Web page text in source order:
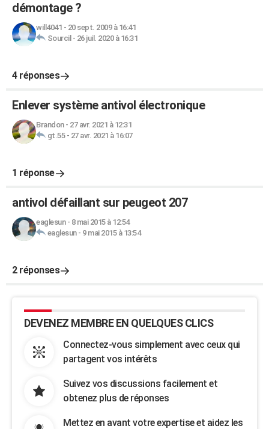
démontage ?
will4041 - 20 sept. 2009 à 16:41
Sourcil - 26 juil. 2020 à 16:31
4 réponses
Enlever système antivol électronique
Brandon- 27 avr. 2021 à 12:31
gt.55- 27 avr. 2021 à 16:07
1 réponse
antivol défaillant sur peugeot 207
eaglesun- 8 mai 2015 à 12:54
eaglesun- 9 mai 2015 à 13:54
2 réponses
DEVENEZ MEMBRE EN QUELQUES CLICS
Connectez-vous simplement avec ceux qui
partagent vos intérêts
Suivez vos discussions facilement et
obtenez plus de réponses
Mettez en avant votre expertise et aidez les